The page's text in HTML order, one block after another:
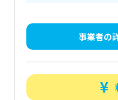
事業者の